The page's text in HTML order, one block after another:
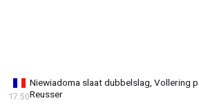
Niewiadoma slaat dubbelslag, Vollering
Reusser
17:50